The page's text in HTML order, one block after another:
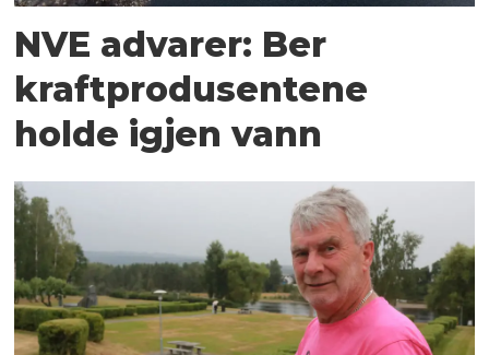
NVE advarer: Ber
kraftprodusentene
holde igjen vann